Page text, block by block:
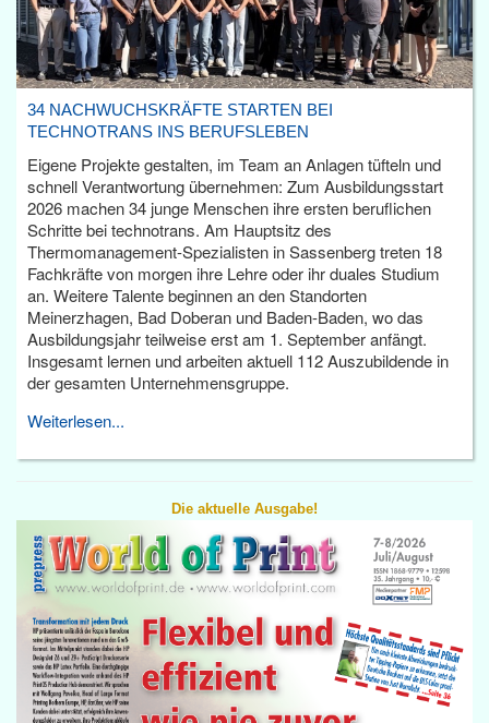
34 NACHWUCHSKRÄFTE STARTEN BEI
TECHNOTRANS INS BERUFSLEBEN
Eigene Projekte gestalten, im Team an Anlagen tüfteln und
schnell Verantwortung übernehmen: Zum Ausbildungsstart
2026 machen 34 junge Menschen ihre ersten beruflichen
Schritte bei technotrans. Am Hauptsitz des
Thermomanagement-Spezialisten in Sassenberg treten 18
Fachkräfte von morgen ihre Lehre oder ihr duales Studium
an. Weitere Talente beginnen an den Standorten
Meinerzhagen, Bad Doberan und Baden-Baden, wo das
Ausbildungsjahr teilweise erst am 1. September anfängt.
Insgesamt lernen und arbeiten aktuell 112 Auszubildende in
der gesamten Unternehmensgruppe.
Weiterlesen...
Die aktuelle Ausgabe!